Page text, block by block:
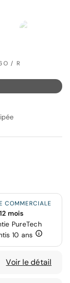
/ R
COMMERCIALE
12 mois
PureTech
10 ans
Voir le détail